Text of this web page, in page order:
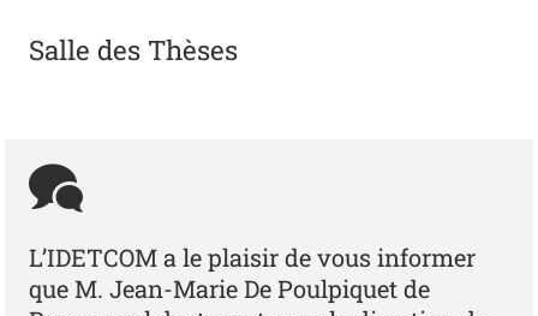
Salle des Thèses
L’IDETCOM a le plaisir de vous informer
que M. Jean-Marie De Poulpiquet de